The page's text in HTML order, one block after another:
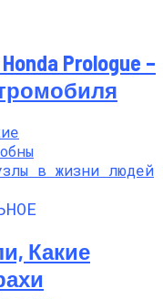
Prologue –
Какие